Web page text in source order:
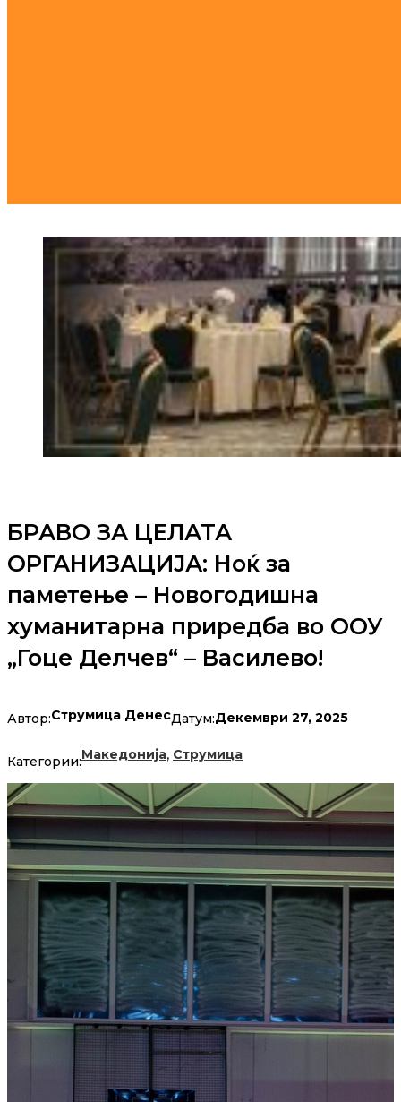
БРАВО ЗА ЦЕЛАТА
ОРГАНИЗАЦИЈА: Ноќ за
паметење – Новогодишна
хуманитарна приредба во ООУ
„Гоце Делчев“ – Василево!
Автор:Струмица ДенесДатум:Декември 27, 2025
Категории:Македонија, Струмица